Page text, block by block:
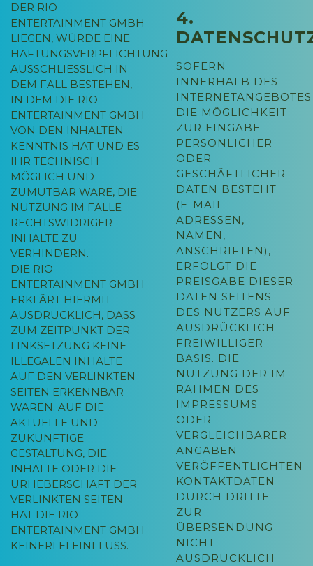
ER RIO E
NTERTAINMENT GMBH L
IEGEN, WÜRDE EINE H
AFTUNGSVERPFLICHTUNG A
USSCHLIESSLICH IN DE
M FALL BESTEHEN, IN
DEM DIE RIO EN
TERTAINMENT GMBH VO
N DEN INHALTEN KE
NNTNIS HAT UND ES IH
R TECHNISCH MÖ
GLICH UND ZU
MUTBAR WÄRE, DIE NU
TZUNG IM FALLE RE
CHTSWIDRIGER IN
HALTE ZU VE
RHINDERN.
DIE RIO
ENTERTAINMENT GMBH
ERKLÄRT HIERMIT
AUSDRÜCKLICH, DASS
ZUM ZEITPUNKT DER
LINKSETZUNG KEINE
ILLEGALEN INHALTE
AUF DEN VERLINKTEN
SEITEN ERKENNBAR
WAREN. AUF DIE
AKTUELLE UND
ZUKÜNFTIGE
GESTALTUNG, DIE
INHALTE ODER DIE
URHEBERSCHAFT DER
VERLINKTEN SEITEN
HAT DIE RIO
ENTERTAINMENT GMBH
KEINERLEI EINFLUSS.
4.
SOFERN
INNERHALB DES
INTERNETANGEBOTES
DIE MÖGLICHKEIT
ZUR EINGABE
PERSÖNLICHER
ODER
GESCHÄFTLICHER
DATEN BESTEHT
(E-MAIL-
ADRESSEN,
NAMEN,
ANSCHRIFTEN),
ERFOLGT DIE
PREISGABE DIESER
DATEN SEITENS
DES NUTZERS AUF
AUSDRÜCKLICH
FREIWILLIGER
BASIS. DIE
NUTZUNG DER IM
RAHMEN DES
IMPRESSUMS
ODER
VERGLEICHBARER
ANGABEN
VERÖFFENTLICHTEN
KONTAKTDATEN
DURCH DRITTE
ZUR
ÜBERSENDUNG
NICHT
AUSDRÜCKLICH